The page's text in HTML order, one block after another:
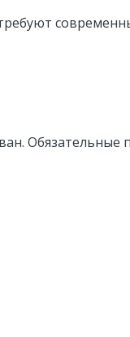
Обязательные